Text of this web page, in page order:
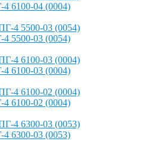
4 6100-04 (0004)
4 5500-03 (0054)
4 6100-03 (0004)
4 6100-02 (0004)
4 6300-03 (0053)